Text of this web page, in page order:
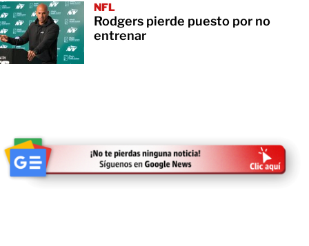
NFL
Rodgers pierde puesto por no
entrenar